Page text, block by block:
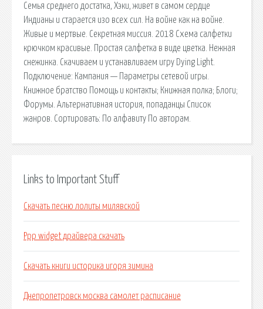
Семья среднего достатка, Хэки, живет в самом сердце
Индианы и старается изо всех сил. На войне как на войне.
Живые и мертвые. Секретная миссия. 2018 Схема салфетки
крючком красивые. Простая салфетка в виде цветка. Нежная
снежинка. Скачиваем и устанавливаем игру Dying Light.
Подключение: Кампания — Параметры сетевой игры.
Книжное братство Помощь и контакты; Книжная полка; Блоги;
Форумы. Альтернативная история, попаданцы Список
жанров. Сортировать: По алфавиту По авторам.
Links to Important Stuff
Скачать песню лолиты милявской
Ppp widget драйвера скачать
Скачать книги историка игоря зимина
Днепропетровск москва самолет расписание